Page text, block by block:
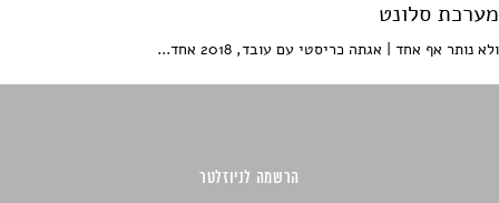
מערכת סלונט
ולא נותר אף אחד | אגתה כריסטי עם עובד, 2018 אחד...
הרשמה לניוזלטר